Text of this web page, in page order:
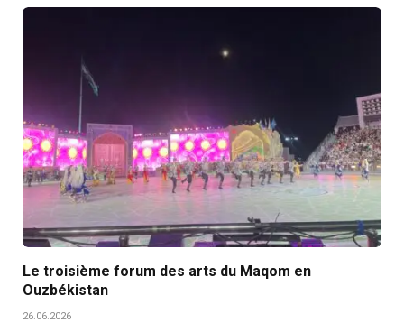
Le troisième forum des arts du Maqom en
Ouzbékistan
26.06.2026